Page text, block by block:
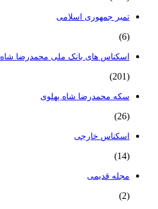
تمبر جمهوری اسلامی
(6)
اسکناس های بانک ملی محمدرضا شاه
(201)
سکه محمدرضا شاه پهلوی
(26)
اسکناس خارجی
(14)
مجله قدیمی
(2)